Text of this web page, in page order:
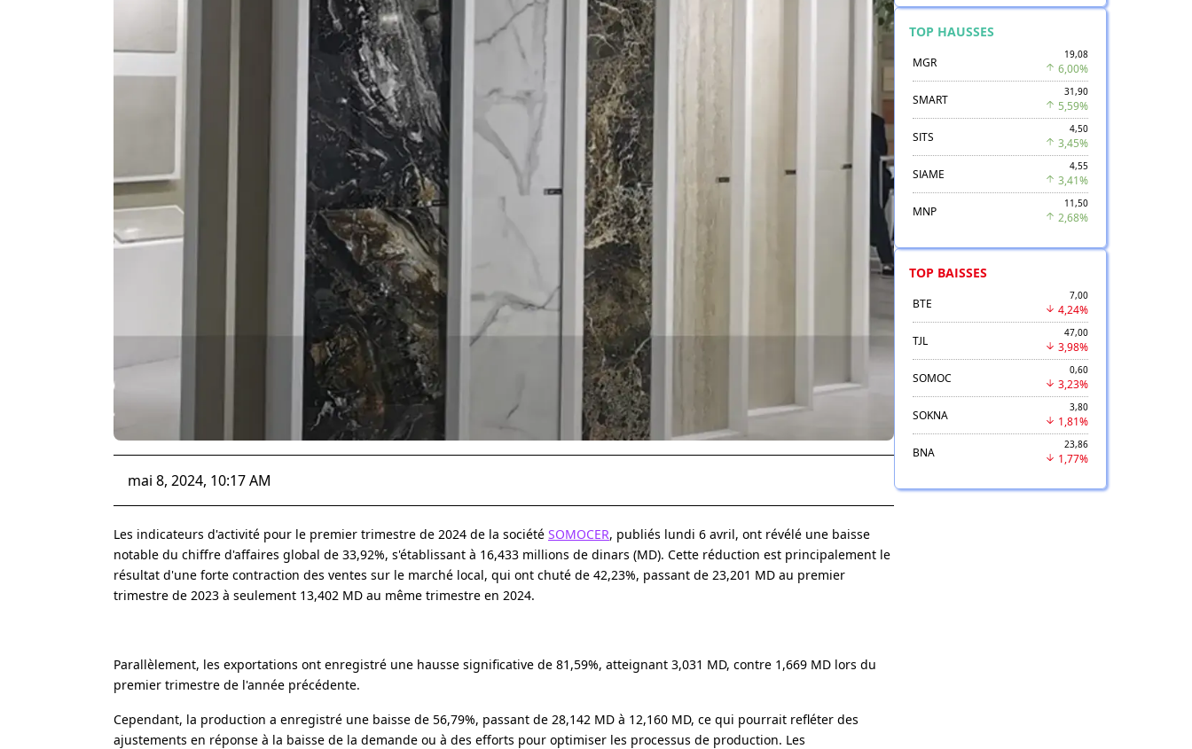
mai 8, 2024, 10:17 AM
Les indicateurs d'activité pour le premier trimestre de 2024 de la société SOMOCER, publiés lundi 6 avril, ont révélé une baisse
notable du chiffre d'affaires global de 33,92%, s'établissant à 16,433 millions de dinars (MD). Cette réduction est principalement le
résultat d'une forte contraction des ventes sur le marché local, qui ont chuté de 42,23%, passant de 23,201 MD au premier
trimestre de 2023 à seulement 13,402 MD au même trimestre en 2024.
Parallèlement, les exportations ont enregistré une hausse significative de 81,59%, atteignant 3,031 MD, contre 1,669 MD lors du
premier trimestre de l'année précédente.
Cependant, la production a enregistré une baisse de 56,79%, passant de 28,142 MD à 12,160 MD, ce qui pourrait refléter des
ajustements en réponse à la baisse de la demande ou à des efforts pour optimiser les processus de production. Les
TOP HAUSSES
MGR
19,08
6,00%
SMART
31,90
5,59%
SITS
4,50
3,45%
SIAME
4,55
3,41%
MNP
11,50
2,68%
TOP BAISSES
BTE
7,00
4,24%
TJL
47,00
3,98%
SOMOC
0,60
3,23%
SOKNA
3,80
1,81%
BNA
23,86
1,77%